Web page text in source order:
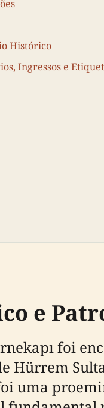
Histórico
Ingressos e
e
foi
Hürrem
uma